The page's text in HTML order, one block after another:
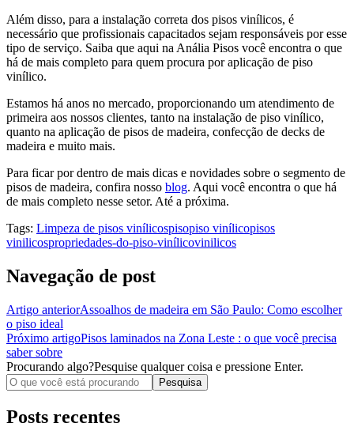
Além disso, para a instalação correta dos pisos vinílicos, é
necessário que profissionais capacitados sejam responsáveis por esse
tipo de serviço. Saiba que aqui na Anália Pisos você encontra o que
há de mais completo para quem procura por aplicação de piso
vinílico.
Estamos há anos no mercado, proporcionando um atendimento de
primeira aos nossos clientes, tanto na instalação de piso vinílico,
quanto na aplicação de pisos de madeira, confecção de decks de
madeira e muito mais.
Para ficar por dentro de mais dicas e novidades sobre o segmento de
pisos de madeira, confira nosso blog. Aqui você encontra o que há
de mais completo nesse setor. Até a próxima.
Tags: Limpeza de pisos vinílicospisopiso vinílicopisos
vinilicospropriedades-do-piso-vinílicovinilicos
Navegação de post
Artigo anteriorAssoalhos de madeira em São Paulo: Como escolher
o piso ideal
Próximo artigoPisos laminados na Zona Leste : o que você precisa
saber sobre
Procurando algo?Pesquise qualquer coisa e pressione Enter.
Posts recentes